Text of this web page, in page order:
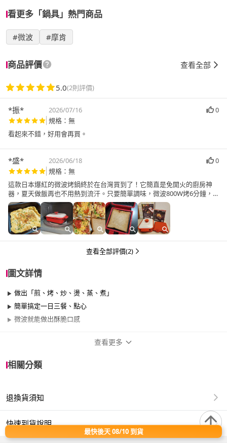
看更多「鍋具」熱門商品
#微波 #摩肯
商品評價 查看全部
5.0(2則評價)
*振* 2026/07/16
0
規格：無
看起來不錯，好用會再買。
*盛* 2026/06/18
0
規格：無
這款日本爆紅的微波烤鍋終於在台灣買到了！它簡直是免開火的廚房神
器，夏天做飯再也不用熱到流汗。只要簡單調味，微波800W烤6分鐘，
美味蔥蛋輕鬆大成功！連早餐的熱壓吐司也能做得外酥內軟，酥脆口感超
級幸福
查看全部評價(2)
圖文詳情
做出「煎、烤、炒、燙、蒸、煮」
簡單搞定一日三餐、點心
微波就能做出酥脆口感
尺寸
材質 其他合金
查看更多
相關分類
退換貨須知
快速到貨說明
最快後天 08/10 到貨